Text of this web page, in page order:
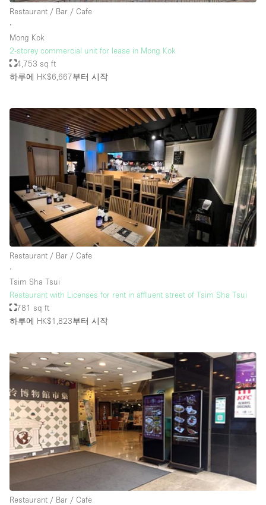
Restaurant / Bar / Cafe
∙
Mong Kok
2-storey commercial unit for lease in Mong Kok
4,753 sq ft
하루에 HK$6,667부터 시작
Restaurant / Bar / Cafe
∙
Tsim Sha Tsui
Restaurant with Licenses for rent in affluent street of Tsim Sha Tsui
781 sq ft
하루에 HK$1,823부터 시작
Restaurant / Bar / Cafe